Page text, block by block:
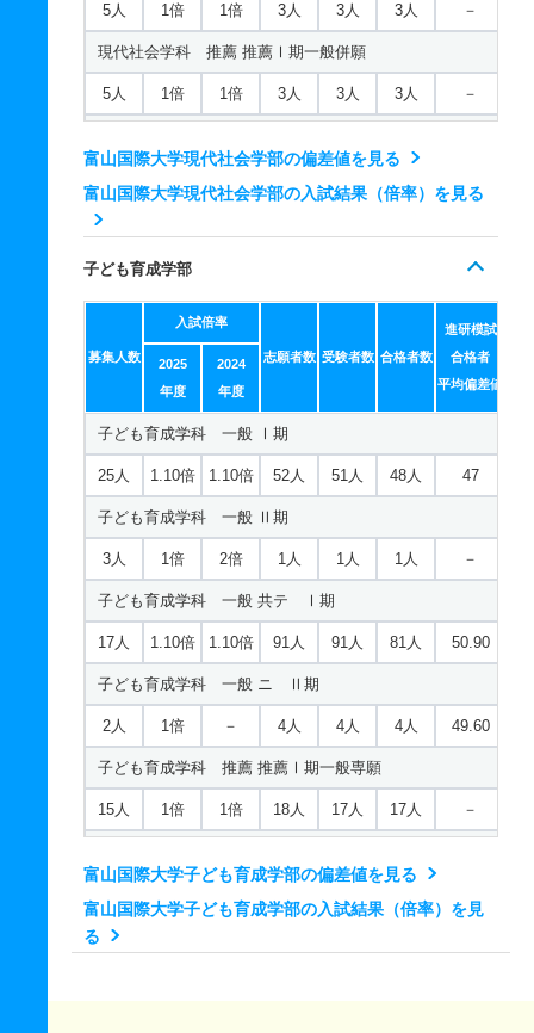
5人 1倍 1倍 3人 3人 3人 －
現代社会学科 推薦 推薦Ⅰ期一般併願
5人 1倍 1倍 3人 3人 3人 －
現代社会学科 推薦 推薦Ⅱ期一般型
3人 1倍 －
現代社会学科 推薦 推薦Ⅰ期諸活動型
1倍 1.10倍
現代社会学科 推薦 推薦Ⅱ期諸活動型
2人 1倍 1.50倍 1人
富山国際大学現代社会学部の偏差値を見る
富山国際大学現代社会学部の入試結果（倍率）を見る
子ども育成学部
募集人数
入試倍率
志願者数 受験者数 合格者数
進研模試
合格者
平均偏差値
2025
年度
2024
年度
子ども育成学科 一般 Ⅰ期
25人 1.10倍 1.10倍 52人 51人 48人 47
子ども育成学科 一般 Ⅱ期
3人 1倍 2倍 1人 1人 1人 －
子ども育成学科 一般 共テ Ⅰ期
17人 1.10倍 1.10倍 91人 91人 81人 50.90
子ども育成学科 一般 ニ Ⅱ期
2人 1倍 － 4人 4人 4人 49.60
子ども育成学科 推薦 推薦Ⅰ期一般専願
15人 1倍 1倍 18人 17人 17人 －
子ども育成学科 推薦 推薦Ⅰ期市町村
富山国際大学子ども育成学部の偏差値を見る
富山国際大学子ども育成学部の入試結果（倍率）を見
る